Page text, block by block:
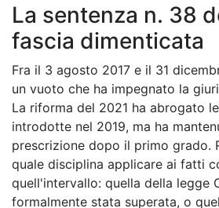
La sentenza n. 38
fascia dimenticata
Fra il 3 agosto 2017 e il 31
un vuoto che ha impegnato la
La riforma del 2021 ha abrogato
introdotte nel 2019, ma ha
prescrizione dopo il primo grado.
quale disciplina applicare ai fatti
quell'intervallo: quella della legge
formalmente stata superata, o